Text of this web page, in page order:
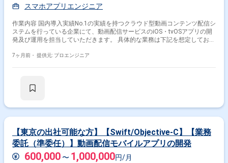
スマホアプリエンジニア
作業内容 国内導入実績No.1の実績を持つクラウド型動画コンテンツ配信シ
ステムを行っている企業にて、動画配信サービスのiOS・tvOSアプリの開
発及び運用を担当していただきます。 具体的な業務は下記を想定しており
製造/単体テスト。プロジェクトによっては保守・運用までを含む。 複数
7ヶ月前・ 提供元: プロエンジニア
【東京の出社可能な方】【Swift/Objective-C】【業務
委託（準委任）】動画配信モバイルアプリの開発
600,000 〜 1,000,000円/月